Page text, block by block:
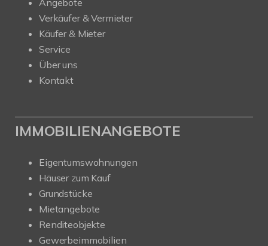
Verkäufer & Vermieter
Käufer & Mieter
Service
Über uns
Kontakt
IMMOBILIENANGEBOTE
Eigentumswohnungen
Häuser zum Kauf
Grundstücke
Mietangebote
Renditeobjekte
Gewerbeimmobilien